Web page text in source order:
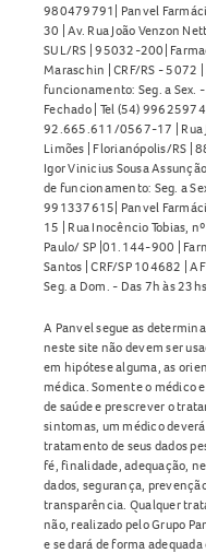
980479791| Panvel
30 | Av. Rua João Venzon
SUL/RS | 95032-200|
Maraschin | CRF/RS - 5072
funcionamento: Seg. a Sex.
Fechado | Tel (54)
92.665.611/0567-17 | Rua
Limões | Florianópolis/RS |
Igor Vinicius Sousa
de funcionamento: Seg. a
991337615| Panvel
15 | Rua Inocêncio Tobias,
Paulo/ SP |01.144-900 |
Santos | CRF/SP 104682 |
Seg. a Dom. - Das 7h às
A Panvel segue as
neste site não devem ser
em hipótese alguma, as
médica. Somente o médico
de saúde e prescrever o
sintomas, um médico
tratamento de seus dados
fé, finalidade, adequação,
dados, segurança,
transparência. Qualquer
não, realizado pelo Grupo
e se dará de forma